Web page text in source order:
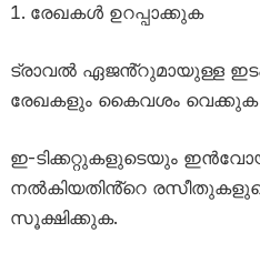
രേഖകൾ ഉറപ്പാക്കുക
ട്രാവൽ ഏജൻ്റുമായുള്ള
രേഖകളും കൈവശം
ഇ-ടിക്കറ്റുകളുടെയും
നൽകിയതിൻ്റെ
സൂക്ഷിക്കുക.